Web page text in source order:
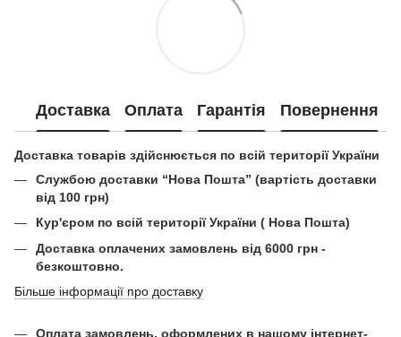
Доставка Оплата Гарантія Повернення
Доставка товарів здійснюється по всій території України
Службою доставки “Нова Пошта” (вартість доставки
від 100 грн)
Кур'єром по всій території України ( Нова Пошта)
Доставка оплачених замовлень від 6000 грн -
безкоштовно.
Більше інформації про доставку
Оплата замовлень, оформлених в нашому інтернет-